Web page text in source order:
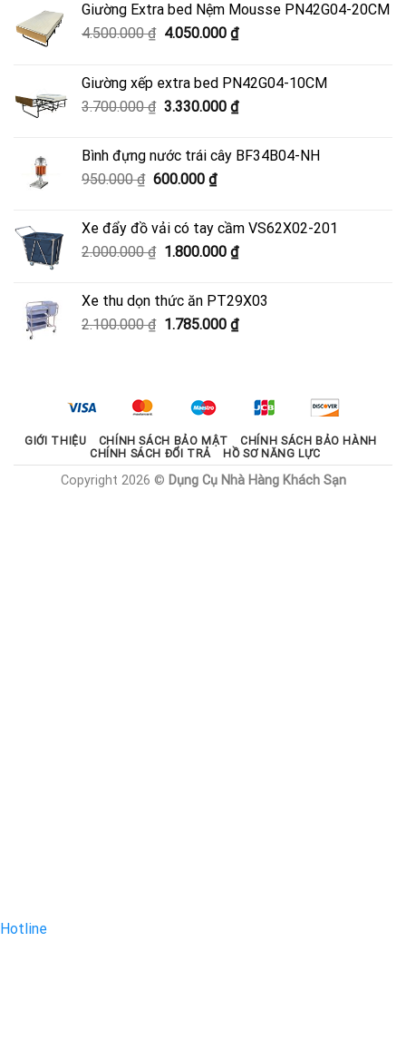
Giường Extra bed Nệm Mousse PN42G04-20CM
4.500.000₫ Giá
4.500.000 ₫.
4.050.000 ₫Giá
là:
4.050.000 ₫.
Giường xếp extra bed PN42G04-10CM
3.700.000₫ Giá
3.700.000 ₫.
3.330.000 ₫Giá
là:
Bình đựng nước trái cây BF34B04-NH
950.000₫ Giá
950.000 ₫.
600.000 ₫Giá
là:
600.000 ₫.
Xe đẩy đồ vải có tay cầm VS62X02-201
2.000.000₫ Giá
2.000.000 ₫.
1.800.000 ₫Giá
là:
1.800.000 ₫.
Xe thu dọn thức ăn PT29X03
2.100.000₫ Giá
1.785.000 ₫Giá
1.785.000 ₫.
GIỚI THIỆU CHÍNH SÁCH BẢO MẬT
CHÍNH SÁCH BẢO HÀNH
CHÍNH SÁCH ĐỔI TRẢ
HỒ SƠ NĂNG LỰC
Copyright 2026 © Dụng Cụ Nhà Hàng Khách Sạn
Hotline